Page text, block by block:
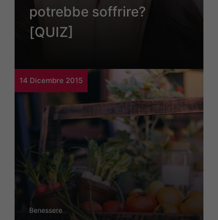
potrebbe soffrire?
[QUIZ]
14 Dicembre 2015
Benessere